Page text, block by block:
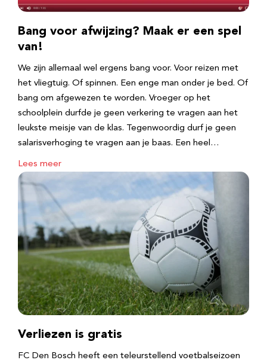
Bang voor afwijzing? Maak er een spel
van!
We zijn allemaal wel ergens bang voor. Voor reizen met
het vliegtuig. Of spinnen. Een enge man onder je bed. Of
bang om afgewezen te worden. Vroeger op het
schoolplein durfde je geen verkering te vragen aan het
leukste meisje van de klas. Tegenwoordig durf je geen
salarisverhoging te vragen aan je baas. Een heel…
Lees meer
Verliezen is gratis
FC Den Bosch heeft een teleurstellend voetbalseizoen